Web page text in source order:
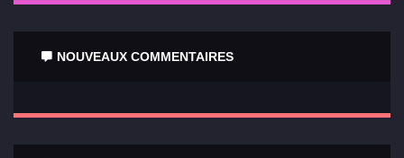
NOUVEAUX COMMENTAIRES